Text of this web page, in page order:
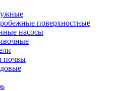
поверхностные
насосы
почвы